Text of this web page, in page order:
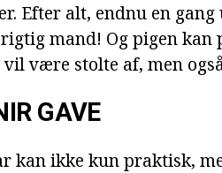
Efter alt, endnu en
mand! Og pigen
være stolte af, men
GAVE
kan ikke kun praktisk,